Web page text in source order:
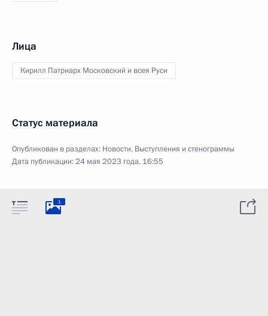
Лица
Кирилл Патриарх Московский и всея Руси
Статус материала
Опубликован в разделах: Новости, Выступления и стенограммы
Дата публикации:24 мая 2023 года, 16:55
1